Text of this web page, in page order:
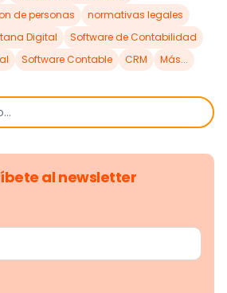
de personas
normativas legales
Digital
Software de Contabilidad
Software Contable CRM Más...
al newsletter